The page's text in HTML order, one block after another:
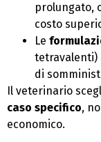
prolungato,
costo
Le
tetravalenti)
di
Il veterinario
caso specifico,
economico.